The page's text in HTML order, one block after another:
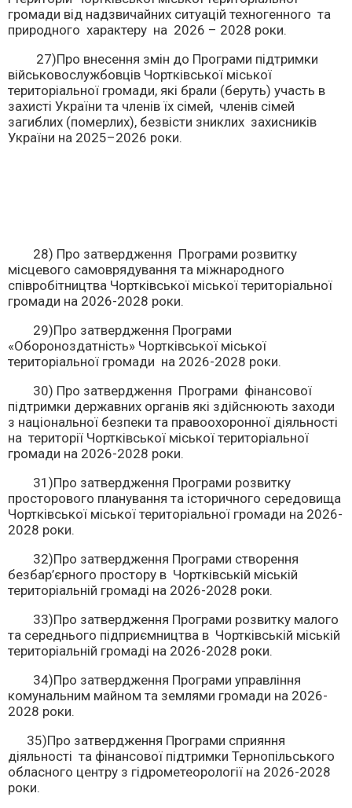
громади від надзвичайних ситуацій техногенного та
природного характеру на 2026 – 2028 роки.
27)Про внесення змін до Програми підтримки
військовослужбовців Чортківської міської
територіальної громади, які брали (беруть) участь в
захисті України та членів їх сімей, членів сімей
загиблих (померлих), безвісти зниклих захисників
України на 2025–2026 роки.
28) Про затвердження Програми розвитку
місцевого самоврядування та міжнародного
співробітництва Чортківської міської територіальної
громади на 2026-2028 роки.
29)Про затвердження Програми
«Обороноздатність» Чортківської міської
територіальної громади на 2026-2028 роки.
30) Про затвердження Програми фінансової
підтримки державних органів які здійснюють заходи
з національної безпеки та правоохоронної діяльності
на території Чортківської міської територіальної
громади на 2026-2028 роки.
31)Про затвердження Програми розвитку
просторового планування та історичного середовища
Чортківської міської територіальної громади на 2026-
2028 роки.
32)Про затвердження Програми створення
безбар’єрного простору в Чортківській міській
територіальній громаді на 2026-2028 роки.
33)Про затвердження Програми розвитку малого
та середнього підприємництва в Чортківській міській
територіальній громаді на 2026-2028 роки.
34)Про затвердження Програми управління
комунальним майном та землями громади на 2026-
2028 роки.
35)Про затвердження Програми сприяння
діяльності та фінансової підтримки Тернопільського
обласного центру з гідрометеорології на 2026-2028
роки.